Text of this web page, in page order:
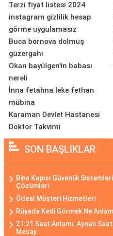
Terzi fiyat listesi 2024
instagram gizlilik hesap
görme uygulamasız
Buca bornova dolmuş
güzergahı
Okan bayülgen'in babası
nereli
İnna fetahna leke fethan
mübina
Karaman Devlet Hastanesi
Doktor Takvimi
SON BAŞLIKLAR
Bina Kapısı Güvenlik
Çözümleri
Ödeal Müşteri Hizmetleri
Rüyada Kedi Görmek Ne
21:21 Saat Anlamı: Aynalı
Mesajı